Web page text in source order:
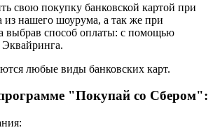
свою покупку банковской картой при
из нашего шоурума, а так же при
выбрав способ оплаты: с помощью
любые виды банковских карт.
"Покупай со Сбером":